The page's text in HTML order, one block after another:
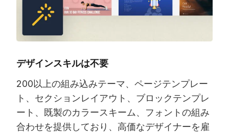
デザインスキルは不要
200以上の組み込みテーマ、ページテンプレー
ト、セクションレイアウト、ブロックテンプレ
ート、既製のカラースキーム、フォントの組み
合わせを提供しており、高価なデザイナーを雇